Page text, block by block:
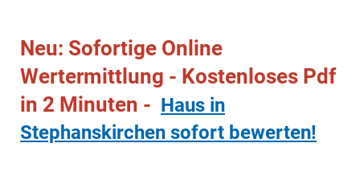
Neu: Sofortige Online
Wertermittlung - Kostenloses Pdf
in 2 Minuten - Haus in
Stephanskirchen sofort bewerten!